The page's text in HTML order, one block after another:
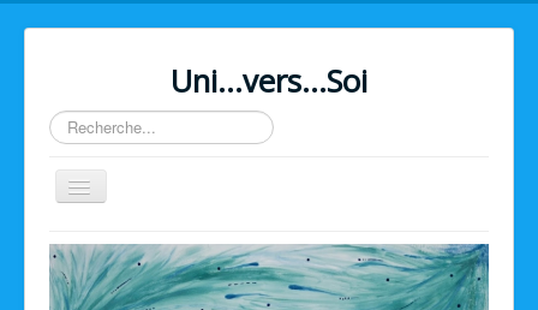
Uni...vers...Soi
Rechercher
Basculer
la
Home